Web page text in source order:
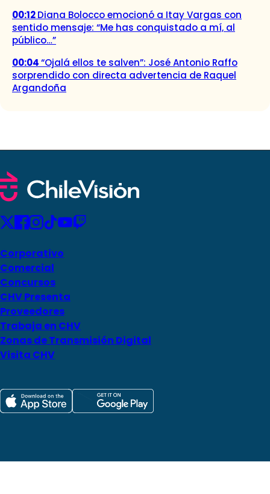
00:12Diana Bolocco emocionó a Itay Vargas con
sentido mensaje: “Me has conquistado a mí, al
público…”
00:04“Ojalá ellos te salven”: José Antonio Raffo
sorprendido con directa advertencia de Raquel
Argandoña
Corporativo
Comercial
Concursos
CHV Presenta
Proveedores
Trabaja en CHV
Zonas de Transmisión Digital
Visita CHV